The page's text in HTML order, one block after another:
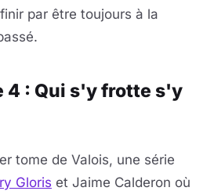
par être toujours à la
4 : Qui s'y frotte s'y
tome de Valois, une série
Gloris et Jaime Calderon où